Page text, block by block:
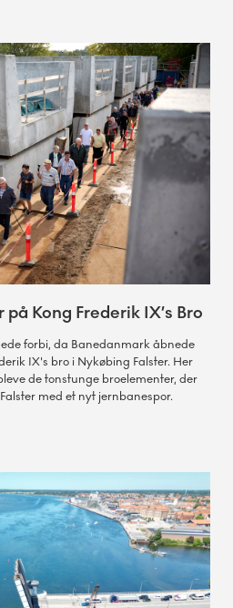
Kong Frederik IX’s Bro
forbi, da Banedanmark åbnede
IX's bro i Nykøbing Falster. Her
de tonstunge broelementer, der
med et nyt jernbanespor.